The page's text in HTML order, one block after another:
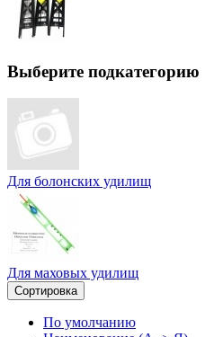
Выберите подкатегорию
Для болонских удилищ
Для маховых удилищ
Сортировка
По умолчанию